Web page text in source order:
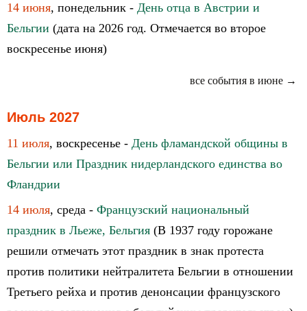
14 июня, понедельник - День отца в Австрии и
Бельгии (дата на 2026 год. Отмечается во второе
воскресенье июня)
все события в июне →
Июль 2027
11 июля, воскресенье - День фламандской общины в
Бельгии или Праздник нидерландского единства во
Фландрии
14 июля, среда - Французский национальный
праздник в Льеже, Бельгия (В 1937 году горожане
решили отмечать этот праздник в знак протеста
против политики нейтралитета Бельгии в отношении
Третьего рейха и против денонсации французского